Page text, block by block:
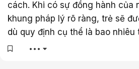
cách. Khi có sự đồng hành của
khung pháp lý rõ ràng, trẻ sẽ
dù quy định cụ thể là bao nhiêu
•••